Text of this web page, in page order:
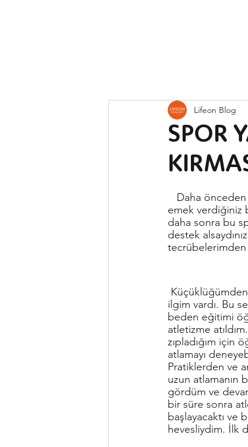
SPOR
Lifeon Blog
emek verdiğiniz
daha sonra bu
destek
ilgim vardı. Bu
beden eğitimi
atletizme
zıpladığım için
atlamayı
Pratiklerden ve
uzun atlamanın
gördüm ve
bir süre sonra
başlayacaktı ve
hevesliydim. İlk